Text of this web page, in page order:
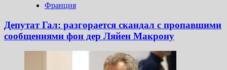
Франция
Депутат Гал: разгорается скандал с пропавшими
сообщениями фон дер Ляйен Макрону